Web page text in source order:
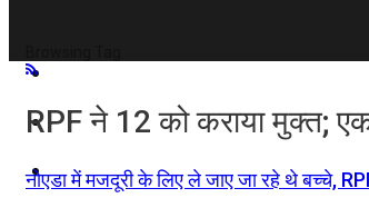
राजनीति
कारोबार
RPF ने 12 को कराया मुक्त; एक
नोएडा में मजदूरी के लिए ले जाए जा रहे थे बच्चे,